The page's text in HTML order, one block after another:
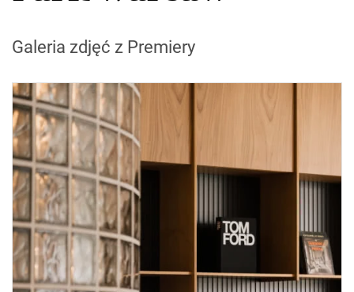
Galeria zdjęć z Premiery